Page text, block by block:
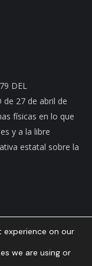
DEL
de 27 de abril de
físicas en lo que
y a la libre
estatal sobre la
experience on our
we are using or